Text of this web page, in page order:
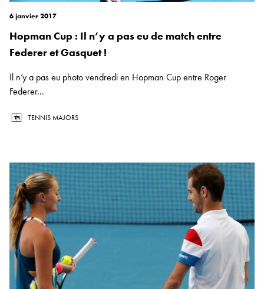
6 janvier 2017
Hopman Cup : Il n’y a pas eu de match entre
Federer et Gasquet !
Il n’y a pas eu photo vendredi en Hopman Cup entre Roger
Federer...
TENNIS MAJORS